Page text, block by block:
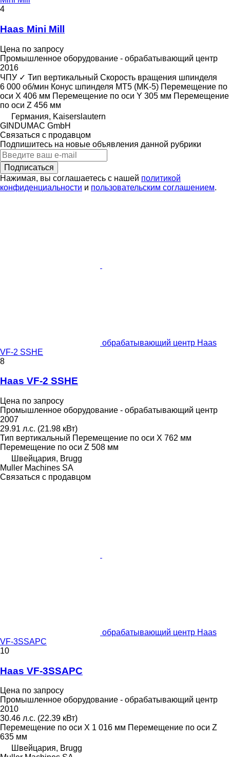
4
Haas Mini Mill
Цена по запросу
Промышленное оборудование - обрабатывающий центр
2016
ЧПУ ✓ Тип вертикальный Скорость вращения шпинделя
6 000 об/мин Конус шпинделя MT5 (MK-5) Перемещение по
оси X 406 мм Перемещение по оси Y 305 мм Перемещение
по оси Z 456 мм
Германия, Kaiserslautern
GINDUMAC GmbH
Связаться с продавцом
Подпишитесь на новые объявления данной рубрики
Подписаться
Нажимая, вы соглашаетесь с нашей политикой
конфиденциальности и пользовательским соглашением.
обрабатывающий центр Haas
VF-2 SSHE
8
Haas VF-2 SSHE
Цена по запросу
Промышленное оборудование - обрабатывающий центр
2007
29.91 л.с. (21.98 кВт)
Тип вертикальный Перемещение по оси X 762 мм
Перемещение по оси Z 508 мм
Швейцария, Brugg
Muller Machines SA
Связаться с продавцом
обрабатывающий центр Haas
VF-3SSAPC
10
Haas VF-3SSAPC
Цена по запросу
Промышленное оборудование - обрабатывающий центр
2010
30.46 л.с. (22.39 кВт)
Перемещение по оси X 1 016 мм Перемещение по оси Z
635 мм
Швейцария, Brugg